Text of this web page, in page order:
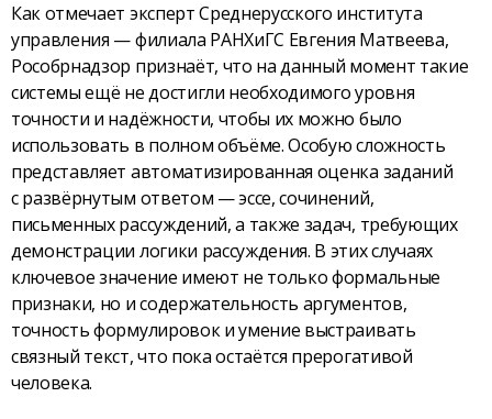
Как отмечает эксперт Среднерусского института
управления — филиала РАНХиГС Евгения Матвеева,
Рособрнадзор признаёт, что на данный момент такие
системы ещё не достигли необходимого уровня
точности и надёжности, чтобы их можно было
использовать в полном объёме. Особую сложность
представляет автоматизированная оценка заданий
с развёрнутым ответом — эссе, сочинений,
письменных рассуждений, а также задач, требующих
демонстрации логики рассуждения. В этих случаях
ключевое значение имеют не только формальные
признаки, но и содержательность аргументов,
точность формулировок и умение выстраивать
связный текст, что пока остаётся прерогативой
человека.